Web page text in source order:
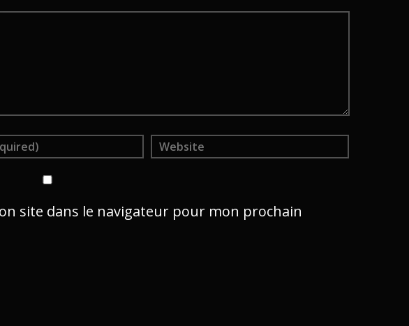
site dans le navigateur pour mon prochain